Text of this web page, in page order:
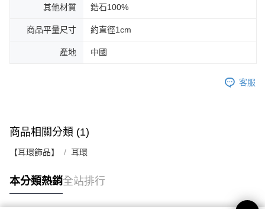
其他材質 鋯石100%
商品平量尺寸 約直徑1cm
產地 中國
客服
商品相關分類 (1)
【耳環飾品】 耳環
本分類熱銷全站排行